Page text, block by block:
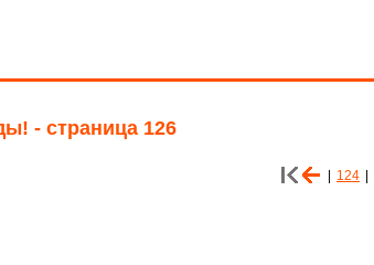
- страница 126
124